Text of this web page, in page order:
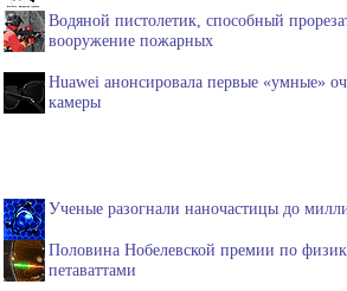
Водяной пистолетик, способный
вооружение пожарных
Huawei анонсировала первые «умные»
камеры
Ученые разогнали наночастицы до
Половина Нобелевской премии по
петаваттами